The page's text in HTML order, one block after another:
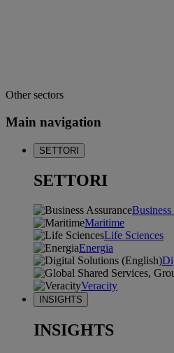
Other sectors
Main navigation
SETTORI
SETTORI
Business
Maritime
Life Sciences
Energia
Veracity
INSIGHTS
INSIGHTS